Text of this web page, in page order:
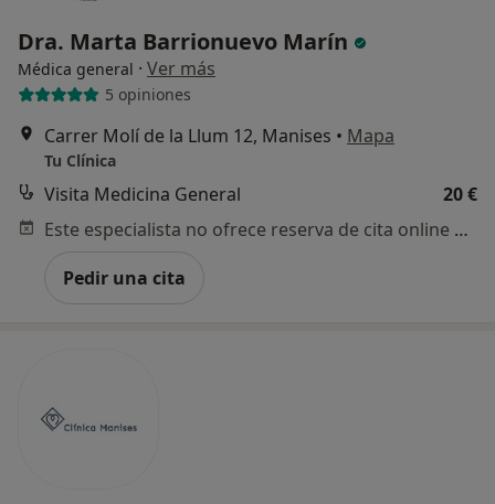
Dra. Marta Barrionuevo Marín
Médica general · Ver más
5 opiniones
Carrer Molí de la Llum 12, Manises • Mapa
Tu Clínica
Visita Medicina General
20 €
Este especialista no ofrece reserva de cita online en esta dirección.
Pedir una cita